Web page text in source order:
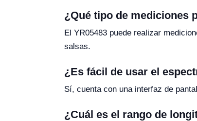
¿Qué tipo de mediciones
El YR05483 puede realizar
salsas.
¿Es fácil de usar el
Sí, cuenta con una interfaz de
¿Cuál es el rango de